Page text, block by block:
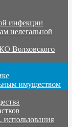
инфекции
нелегальной
Волховского
имуществом
использования